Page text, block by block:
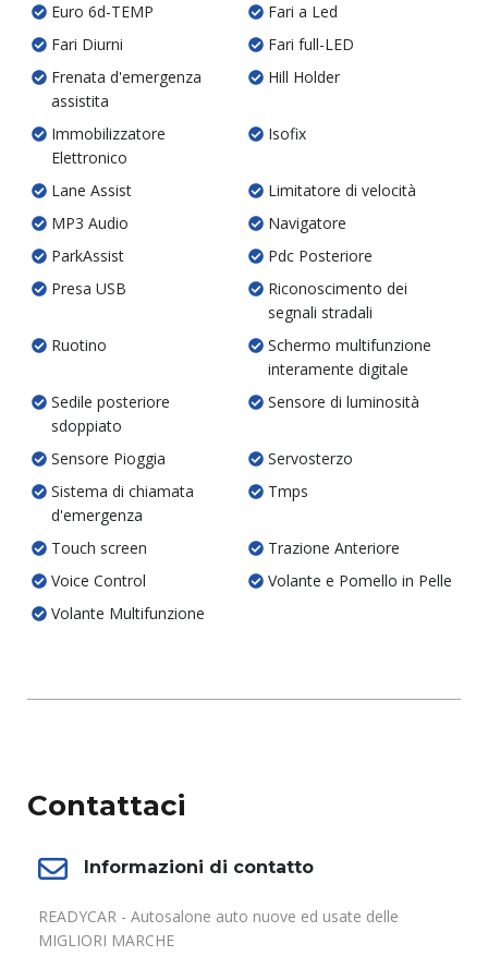
Euro 6d-TEMP
Fari a Led
Fari Diurni
Fari full-LED
Frenata d'emergenza
assistita
Hill Holder
Immobilizzatore
Elettronico
Isofix
Lane Assist
Limitatore di velocità
MP3 Audio
Navigatore
ParkAssist
Pdc Posteriore
Presa USB
Riconoscimento dei
segnali stradali
Ruotino
Schermo multifunzione
interamente digitale
Sedile posteriore
sdoppiato
Sensore di luminosità
Sensore Pioggia
Servosterzo
Sistema di chiamata
d'emergenza
Tmps
Touch screen
Trazione Anteriore
Voice Control
Volante e Pomello in Pelle
Volante Multifunzione
Contattaci
Informazioni di contatto
READYCAR - Autosalone auto nuove ed usate delle
MIGLIORI MARCHE